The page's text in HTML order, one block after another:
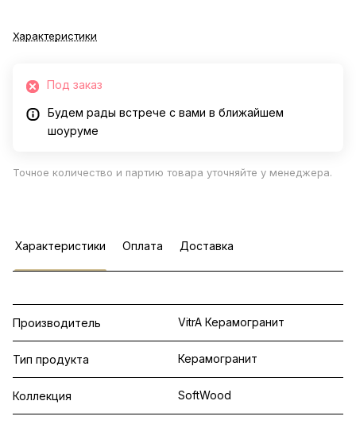
Характеристики
Под заказ
Будем рады встрече с вами в ближайшем
шоуруме
Точное количество и партию товара уточняйте у менеджера.
Характеристики Оплата Доставка
Производитель VitrA Керамогранит
Тип продукта Керамогранит
Коллекция SoftWood